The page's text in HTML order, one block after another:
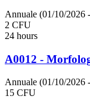
Annuale (01/10/2026
2 CFU
24 hours
A0012 -
Annuale (01/10/2026
15 CFU